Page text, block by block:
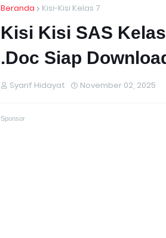
Beranda Kisi-Kisi Kelas 7
Kisi Kisi SAS
.Doc Siap
Syarif Hidayat November 02, 2025
Sponsor